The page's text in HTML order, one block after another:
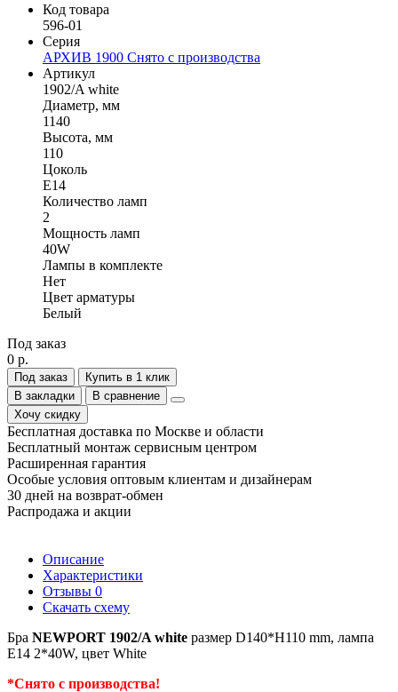
Код товара
596-01
Серия
АРХИВ 1900 Снято с производства
Артикул
1902/A white
Диаметр, мм
1140
Высота, мм
110
Цоколь
Е14
Количество ламп
2
Мощность ламп
40W
Лампы в комплекте
Нет
Цвет арматуры
Белый
Под заказ
0 р.
Под заказ
Купить в 1 клик
В закладки
В сравнение
Хочу скидку
Бесплатная доставка по Москве и области
Бесплатный монтаж сервисным центром
Расширенная гарантия
Особые условия оптовым клиентам и дизайнерам
30 дней на возврат-обмен
Распродажа и акции
Описание
Характеристики
Отзывы 0
Скачать схему
Бра NEWPORT 1902/A white размер D140*H110 mm, лампа
Е14 2*40W, цвет White
*Снято с производства!